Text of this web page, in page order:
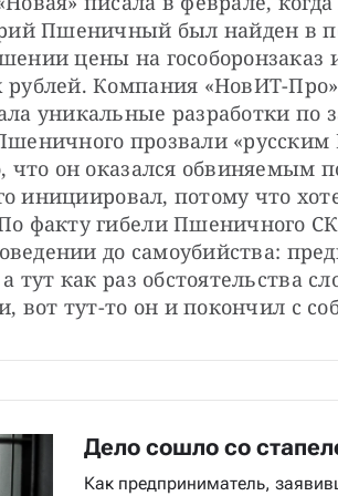
Пшеничный был найден в
цены на гособоронзаказ
рублей. Компания «НовИТ-
уникальные разработки по
прозвали
он оказался обвиняемым
инициировал, потому что
факту гибели Пшеничного
до самоубийства:
как раз обстоятельства
вот тут-то он и покончил с
Дело сошло со
Как предприниматель,